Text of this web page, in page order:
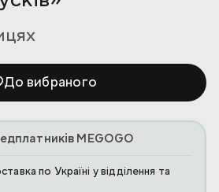
До вибраного
MEGOGO
по Україні у відділення та